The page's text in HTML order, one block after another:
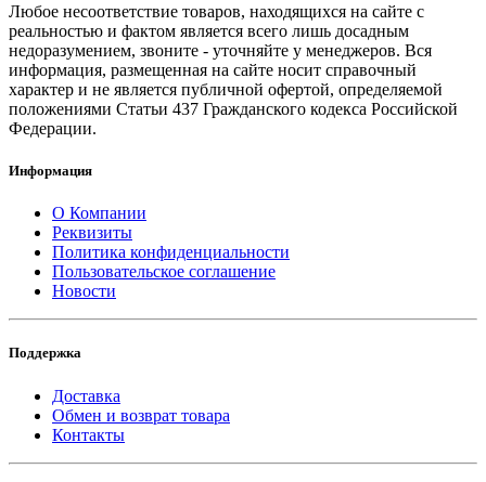
Любое несоответствие товаров, находящихся на сайте с
реальностью и фактом является всего лишь досадным
недоразумением, звоните - уточняйте у менеджеров. Вся
информация, размещенная на сайте носит справочный
характер и не является публичной офертой, определяемой
положениями Статьи 437 Гражданского кодекса Российской
Федерации.
Информация
О Компании
Реквизиты
Политика конфиденциальности
Пользовательское соглашение
Новости
Поддержка
Доставка
Обмен и возврат товара
Контакты